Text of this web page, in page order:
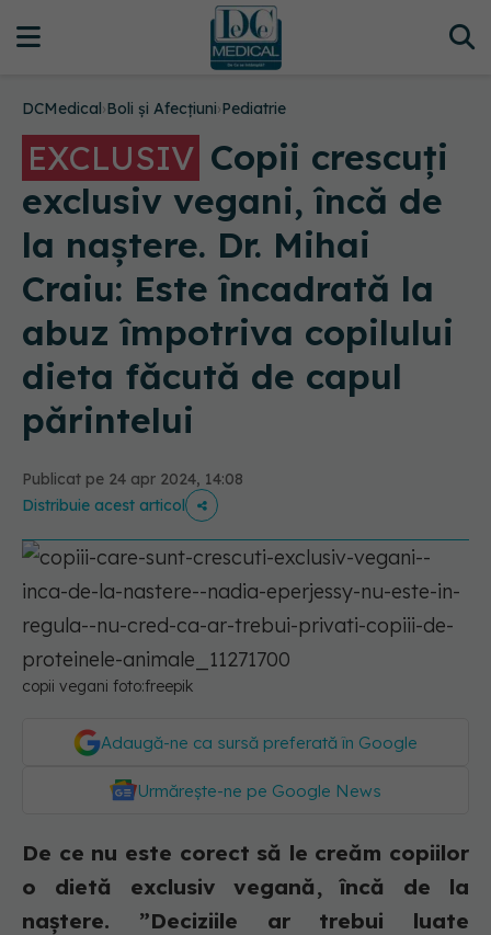
DCMedical›Boli și Afecțiuni›Pediatrie
EXCLUSIV Copii crescuți
exclusiv vegani, încă de
la naștere. Dr. Mihai
Craiu: Este încadrată la
abuz împotriva copilului
dieta făcută de capul
părintelui
Publicat pe 24 apr 2024, 14:08
Distribuie acest articol
copii vegani foto:freepik
Adaugă-ne ca sursă preferată în Google
Urmărește-ne pe Google News
De ce nu este corect să le creăm copiilor
o dietă exclusiv vegană, încă de la
naștere. ”Deciziile ar trebui luate